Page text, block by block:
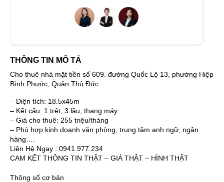
THÔNG TIN MÔ TẢ
Cho thuê nhà mặt tiền số 609. đường Quốc Lộ 13, phường Hiệp
Bình Phước, Quận Thủ Đức
– Diện tích: 18.5x45m
– Kết cấu: 1 trệt, 3 lầu, thang máy
– Giá cho thuê: 255 triệu/tháng
– Phù hợp kinh doanh văn phòng, trung tâm anh ngữ, ngân
hàng….
Liên Hệ Ngay : 0941.977.234
CAM KẾT THÔNG TIN THẬT – GIÁ THẬT – HÌNH THẬT
Thông số cơ bản